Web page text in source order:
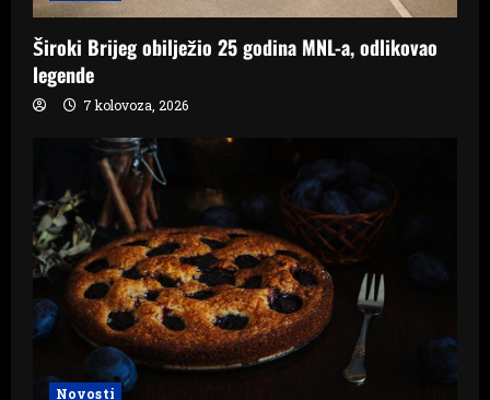
Široki Brijeg obilježio 25 godina MNL-a, odlikovao
legende
7 kolovoza, 2026
Novosti